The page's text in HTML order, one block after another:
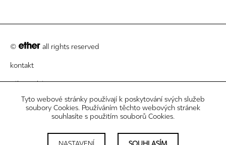
© all rights reserved
kontakt
zákaznický servis
právní informace
nastavení cookies
Tyto webové stránky používají k poskytování svých služeb
soubory Cookies. Používáním těchto webových stránek
souhlasíte s použitím souborů Cookies.
NASTAVENÍ SOUHLASÍM